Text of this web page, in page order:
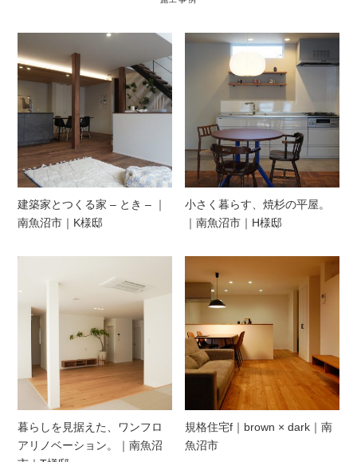
建築家とつくる家 – とき – ｜
南魚沼市｜K様邸
小さく暮らす、焼杉の平屋。
｜南魚沼市｜H様邸
暮らしを見据えた、ワンフロ
アリノベーション。｜南魚沼
規格住宅f｜brown × dark｜南
魚沼市